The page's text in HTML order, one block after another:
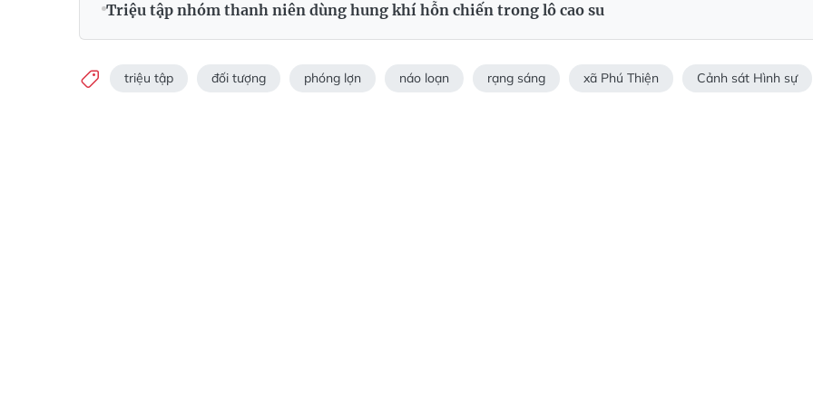
Triệu tập nhóm thanh niên dùng hung khí hỗn chiến trong lô cao su
triệu tập đối tượng phóng lợn náo loạn rạng sáng xã Phú Thiện Cảnh sát Hình sự